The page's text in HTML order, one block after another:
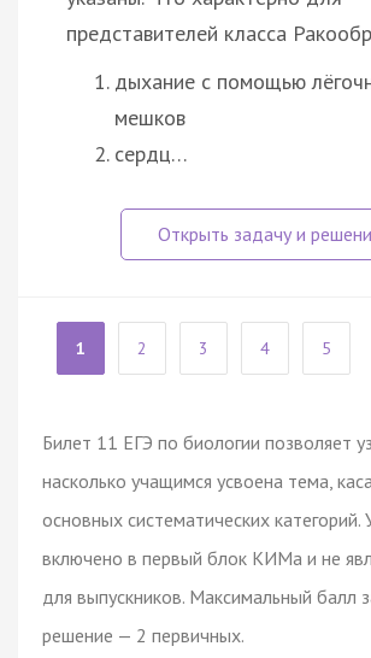
представителей класса
дыхание с помощью
мешков
сердц…
1 2 3 4 5
Билет 11 ЕГЭ по биологии позволяет
насколько учащимся усвоена тема,
основных систематических категорий.
включено в первый блок КИМа и не
для выпускников. Максимальный балл
решение — 2 первичных.